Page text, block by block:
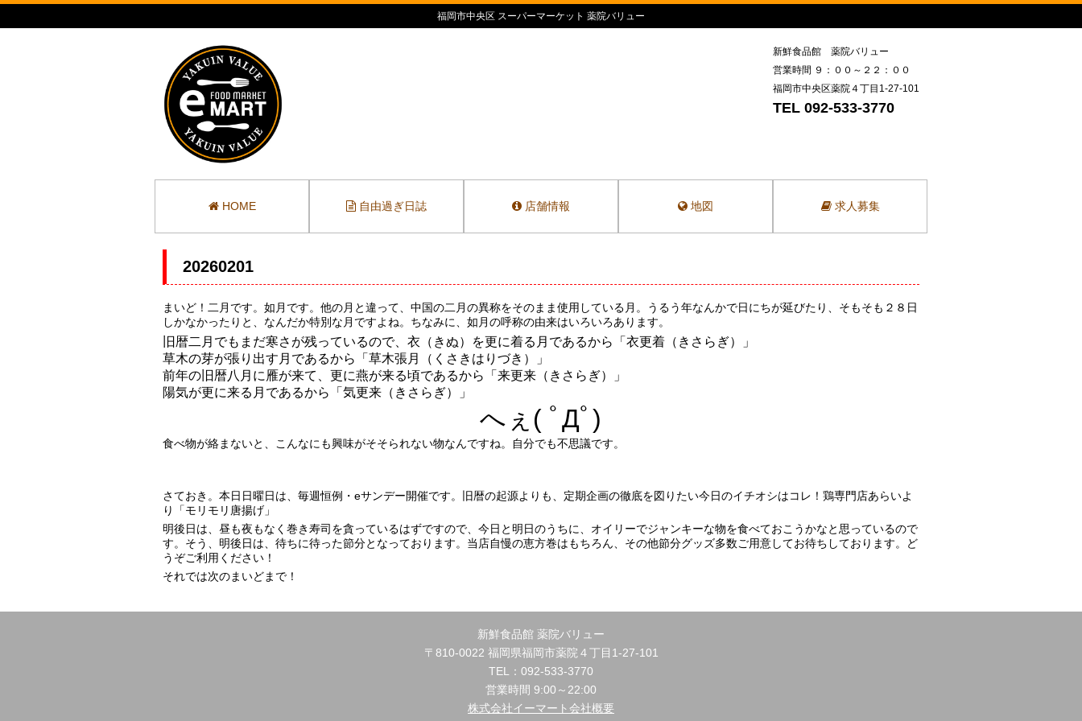
福岡市中央区 スーパーマーケット 薬院バリュー
新鮮食品館 薬院バリュー
営業時間 ９：００～２２：００
福岡市中央区薬院４丁目1-27-101
TEL 092-533-3770
HOME 自由過ぎ日誌 店舗情報 地図 求人募集
20260201
まいど！二月です。如月です。他の月と違って、中国の二月の異称をそのまま使用している月。うるう年なんかで日にちが延びたり、そもそも２８日
しかなかったりと、なんだか特別な月ですよね。ちなみに、如月の呼称の由来はいろいろあります。
旧暦二月でもまだ寒さが残っているので、衣（きぬ）を更に着る月であるから「衣更着（きさらぎ）」
草木の芽が張り出す月であるから「草木張月（くさきはりづき）」
前年の旧暦八月に雁が来て、更に燕が来る頃であるから「来更来（きさらぎ）」
陽気が更に来る月であるから「気更来（きさらぎ）」
へぇ( ﾟДﾟ)
食べ物が絡まないと、こんなにも興味がそそられない物なんですね。自分でも不思議です。
さておき。本日日曜日は、毎週恒例・eサンデー開催です。旧暦の起源よりも、定期企画の徹底を図りたい今日のイチオシはコレ！鶏専門店あらいよ
り「モリモリ唐揚げ」
明後日は、昼も夜もなく巻き寿司を貪っているはずですので、今日と明日のうちに、オイリーでジャンキーな物を食べておこうかなと思っているので
す。そう、明後日は、待ちに待った節分となっております。当店自慢の恵方巻はもちろん、その他節分グッズ多数ご用意してお待ちしております。ど
うぞご利用ください！
それでは次のまいどまで！
新鮮食品館 薬院バリュー
〒810-0022 福岡県福岡市薬院４丁目1-27-101
TEL：092-533-3770
営業時間 9:00～22:00
株式会社イーマート会社概要